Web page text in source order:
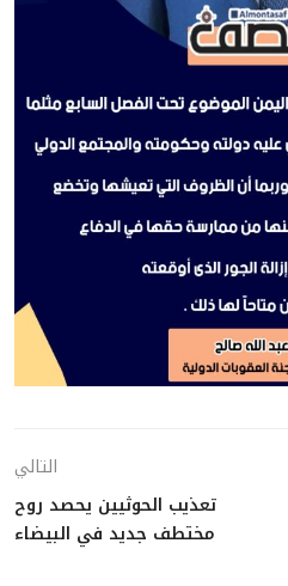
التالي
تعذيب الحوثيين يحصد روح
مختطف جديد في البيضاء